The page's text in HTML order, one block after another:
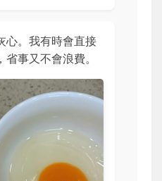
心。我有時會直接
事又不會浪費。